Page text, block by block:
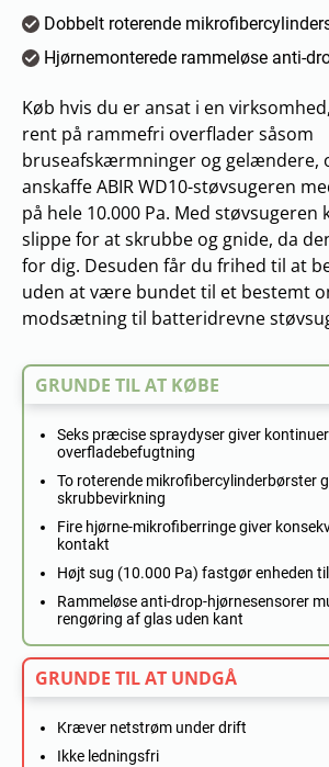
Dobbelt roterende
Hjørnemonterede rammeløse anti-
Køb hvis du er ansat i en
rent på rammefri overflader såsom
bruseafskærmninger og gelændere,
anskaffe ABIR WD10-støvsugeren
på hele 10.000 Pa. Med støvsugeren
slippe for at skrubbe og gnide, da
for dig. Desuden får du frihed til at
uden at være bundet til et bestemt
modsætning til batteridrevne
GRUNDE TIL AT KØBE
Seks præcise spraydyser giver
overfladebefugtning
To roterende mikrofibercylinderbørster
skrubbevirkning
Fire hjørne-mikrofiberringe giver
kontakt
Højt sug (10.000 Pa) fastgør enheden
Rammeløse anti-drop-hjørnesensorer
rengøring af glas uden kant
GRUNDE TIL AT UNDGÅ
Kræver netstrøm under drift
Ikke ledningsfri